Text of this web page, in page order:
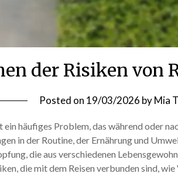
der Risiken von
Posted on 19/03/2026 byMia
ein häufiges Problem, das während oder
in der Routine, der Ernährung und
die aus verschiedenen
die mit dem Reisen verbunden sind,